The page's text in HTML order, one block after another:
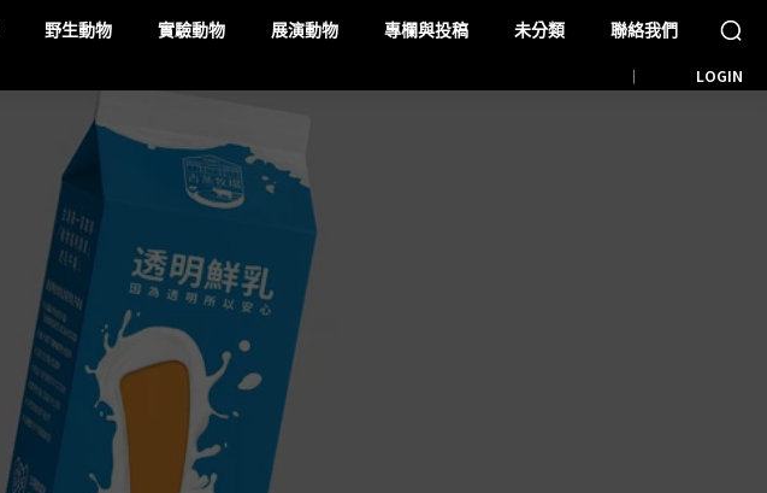
野生動物 實驗動物 展演動物 專欄與投稿 未分類 聯絡我們
LOGIN